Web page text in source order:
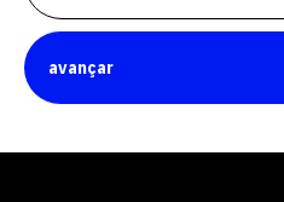
avançar